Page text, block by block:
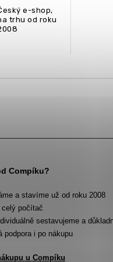
e-shop,
trhu od roku
Compíku?
a stavíme už od roku 2008
počítač
sestavujeme a
i po nákupu
u Compíku